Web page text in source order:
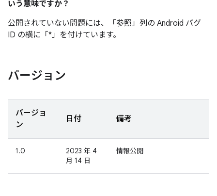
いう意味ですか？
公開されていない問題には、「参照」 列の Android バグ
ID の横に「*」を付けています。
バージョン
バージョ
ン
日付 備考
1.0
2023 年 4
月 14 日
情報公開